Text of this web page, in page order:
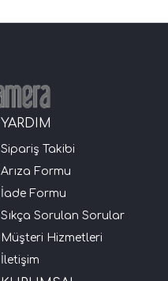
YARDIM
Sipariş Takibi
Arıza Formu
İade Formu
Sıkça Sorulan Sorular
Müşteri Hizmetleri
İletişim